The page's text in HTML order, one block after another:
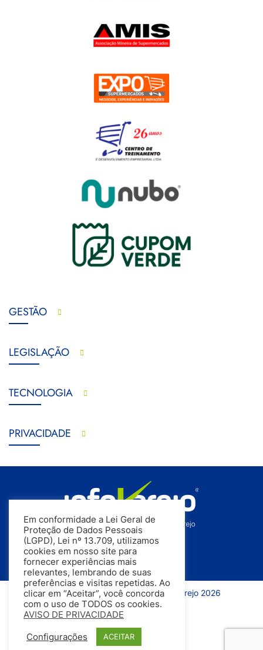
GESTÃO
LEGISLAÇÃO
TECNOLOGIA
PRIVACIDADE
Todos os direitos reservados | InfoVarejo 2026
Em conformidade a Lei Geral de
Proteção de Dados Pessoais
(LGPD), Lei nº 13.709, utilizamos
cookies em nosso site para
fornecer experiências mais
relevantes, lembrando de suas
preferências e visitas repetidas. Ao
clicar em “Aceitar”, você concorda
com o uso de TODOS os cookies.
AVISO DE PRIVACIDADE
Configurações ACEITAR